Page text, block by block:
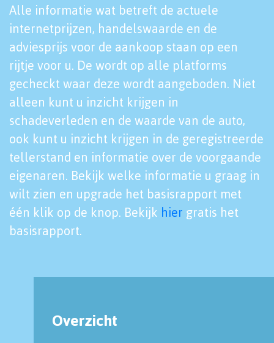
Alle informatie wat betreft de actuele
internetprijzen, handelswaarde en de
adviesprijs voor de aankoop staan op een
rijtje voor u. De wordt op alle platforms
gecheckt waar deze wordt aangeboden. Niet
alleen kunt u inzicht krijgen in
schadeverleden en de waarde van de auto,
ook kunt u inzicht krijgen in de geregistreerde
tellerstand en informatie over de voorgaande
eigenaren. Bekijk welke informatie u graag in
wilt zien en upgrade het basisrapport met
één klik op de knop. Bekijk hier gratis het
basisrapport.
Overzicht